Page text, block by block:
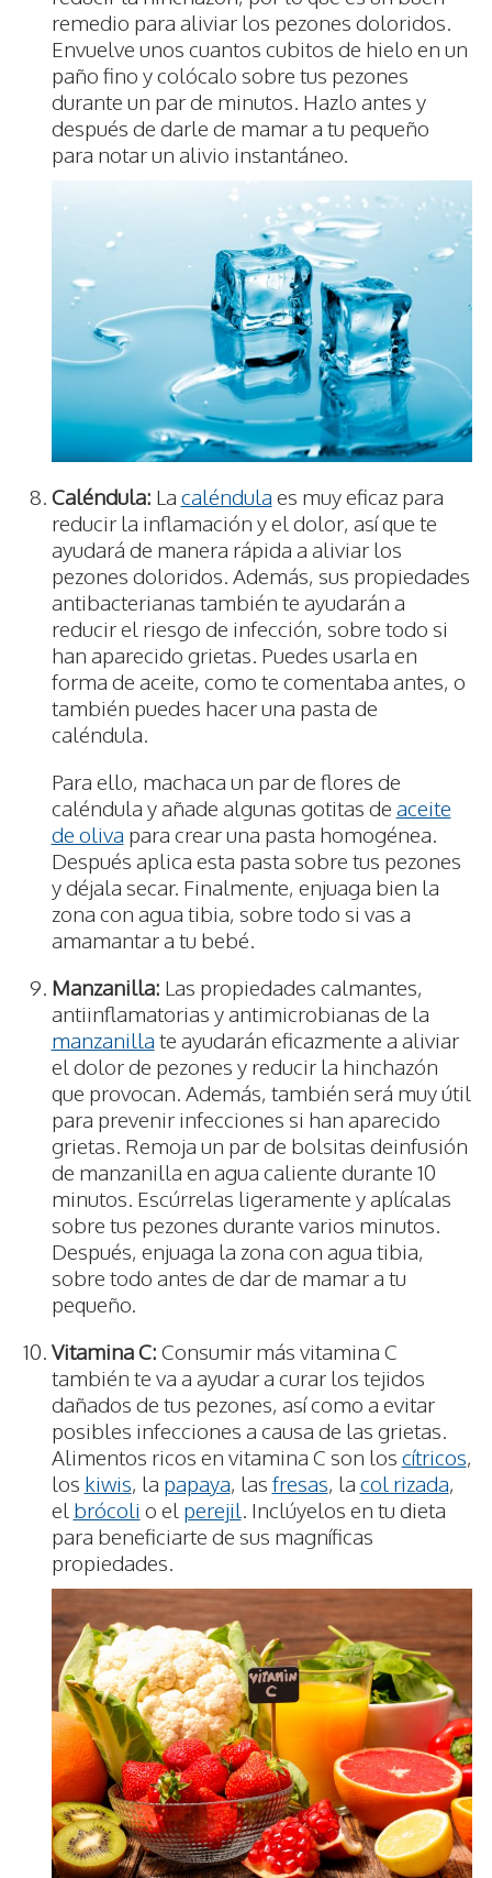
remedio para aliviar los pezones doloridos.
Envuelve unos cuantos cubitos de hielo en un
paño fino y colócalo sobre tus pezones
durante un par de minutos. Hazlo antes y
después de darle de mamar a tu pequeño
para notar un alivio instantáneo.
Caléndula: La caléndula es muy eficaz para
reducir la inflamación y el dolor, así que te
ayudará de manera rápida a aliviar los
pezones doloridos. Además, sus propiedades
antibacterianas también te ayudarán a
reducir el riesgo de infección, sobre todo si
han aparecido grietas. Puedes usarla en
forma de aceite, como te comentaba antes, o
también puedes hacer una pasta de
caléndula.
Para ello, machaca un par de flores de
caléndula y añade algunas gotitas de aceite
de oliva para crear una pasta homogénea.
Después aplica esta pasta sobre tus pezones
y déjala secar. Finalmente, enjuaga bien la
zona con agua tibia, sobre todo si vas a
amamantar a tu bebé.
Manzanilla: Las propiedades calmantes,
antiinflamatorias y antimicrobianas de la
manzanilla te ayudarán eficazmente a aliviar
el dolor de pezones y reducir la hinchazón
que provocan. Además, también será muy útil
para prevenir infecciones si han aparecido
grietas. Remoja un par de bolsitas deinfusión
de manzanilla en agua caliente durante 10
minutos. Escúrrelas ligeramente y aplícalas
sobre tus pezones durante varios minutos.
Después, enjuaga la zona con agua tibia,
sobre todo antes de dar de mamar a tu
pequeño.
Vitamina C: Consumir más vitamina C
también te va a ayudar a curar los tejidos
dañados de tus pezones, así como a evitar
posibles infecciones a causa de las grietas.
Alimentos ricos en vitamina C son los cítricos,
los kiwis, la papaya, las fresas, la col rizada,
el brócoli o el perejil. Inclúyelos en tu dieta
para beneficiarte de sus magníficas
propiedades.